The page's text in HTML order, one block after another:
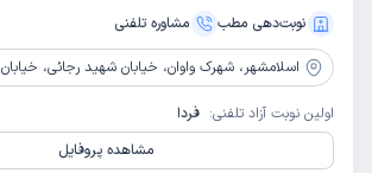
نوبت‌دهی مطب
مشاوره‌ تلفنی
اسلامشهر، شهرک واوان، خیابان شهید رجائی، خیابان 36 غربی، پلاک 1 طبقه 1
اولین نوبت آزاد تلفنی: فردا
مشاهده پروفایل